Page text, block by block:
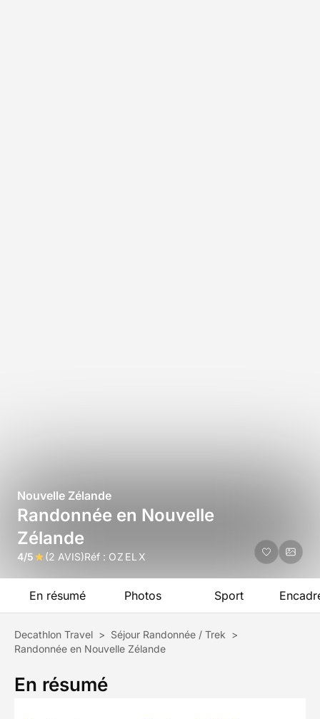
Nouvelle Zélande
Randonnée en Nouvelle
Zélande
4/5 (2 AVIS)Réf : OZELX
En résumé Photos Sport
Decathlon Travel > Séjour Randonnée / Trek >
Randonnée en Nouvelle Zélande
En résumé